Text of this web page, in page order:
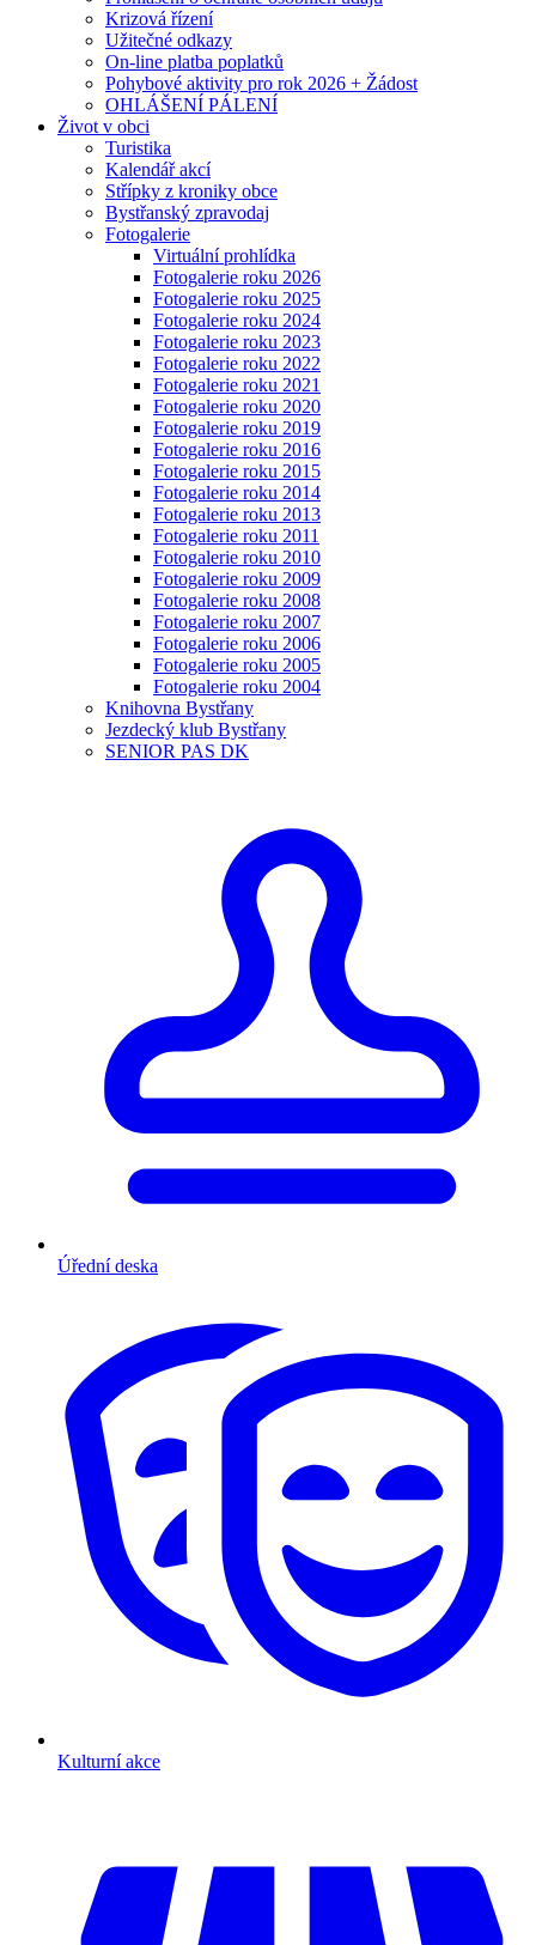
Krizová řízení
Užitečné odkazy
On-line platba poplatků
Pohybové aktivity pro rok 2026 + Žádost
OHLÁŠENÍ PÁLENÍ
Život v obci
Turistika
Kalendář akcí
Střípky z kroniky obce
Bystřanský zpravodaj
Fotogalerie
Virtuální prohlídka
Fotogalerie roku 2026
Fotogalerie roku 2025
Fotogalerie roku 2024
Fotogalerie roku 2023
Fotogalerie roku 2022
Fotogalerie roku 2021
Fotogalerie roku 2020
Fotogalerie roku 2019
Fotogalerie roku 2016
Fotogalerie roku 2015
Fotogalerie roku 2014
Fotogalerie roku 2013
Fotogalerie roku 2011
Fotogalerie roku 2010
Fotogalerie roku 2009
Fotogalerie roku 2008
Fotogalerie roku 2007
Fotogalerie roku 2006
Fotogalerie roku 2005
Fotogalerie roku 2004
Knihovna Bystřany
Jezdecký klub Bystřany
SENIOR PAS DK
Úřední deska
Kulturní akce